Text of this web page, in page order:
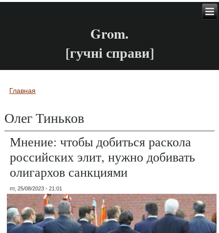
Grom.
[гучні справи]
Вы здесь
Главная
Олег Тиньков
Мнение: чтобы добиться раскола
российских элит, нужно добивать
олигархов санкциями
пт, 25/08/2023 - 21:01